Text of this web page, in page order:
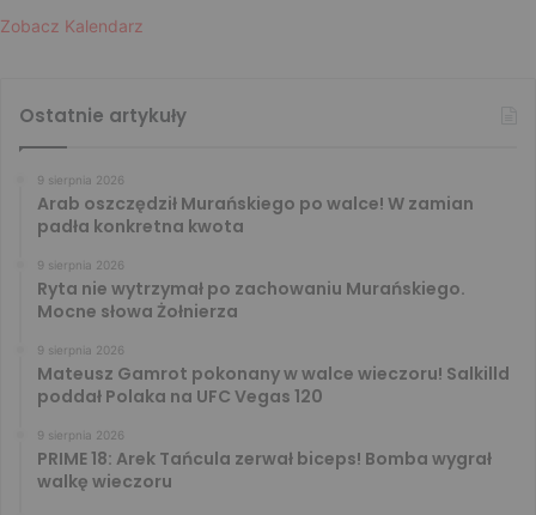
Zobacz Kalendarz
Ostatnie artykuły
9 sierpnia 2026
Arab oszczędził Murańskiego po walce! W zamian
padła konkretna kwota
9 sierpnia 2026
Ryta nie wytrzymał po zachowaniu Murańskiego.
Mocne słowa Żołnierza
9 sierpnia 2026
Mateusz Gamrot pokonany w walce wieczoru! Salkilld
poddał Polaka na UFC Vegas 120
9 sierpnia 2026
PRIME 18: Arek Tańcula zerwał biceps! Bomba wygrał
walkę wieczoru